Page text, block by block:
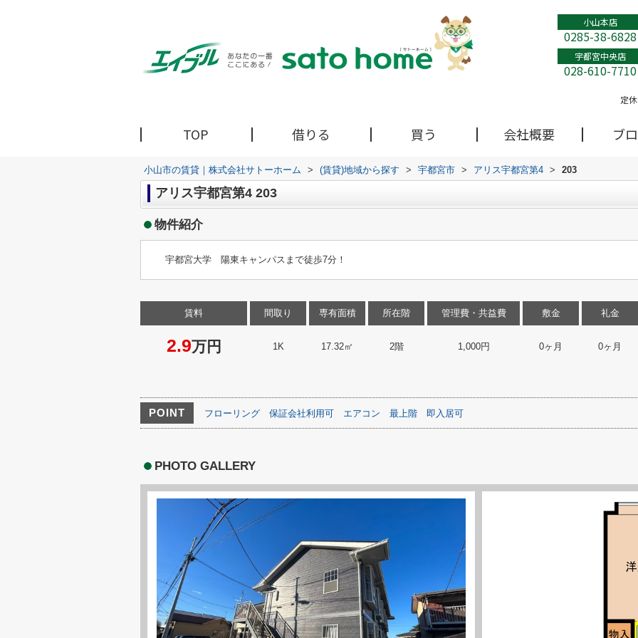
小山本店
0285-38-6828
宇都宮中央店
028-610-7710
定
TOP 借りる 買う 会社概要 ブ
小山市の賃貸｜株式会社サトーホーム > (賃貸)地域から探す > 宇都宮市 > アリス宇都宮第4 > 203
アリス宇都宮第4 203
物件紹介
宇都宮大学 陽東キャンパスまで徒歩7分！
賃料
2.9万円
間取り
1K
専有面積
17.32㎡
所在階
2階
管理費・共益費
1,000円
敷金
0ヶ月
礼金
0ヶ月
POINT フローリング 保証会社利用可 エアコン 最上階 即入居可
PHOTO GALLERY